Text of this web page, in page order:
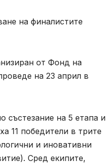
на финалистите
от Фонд на
на 23 април в
състезание на 5 етапа и
11 победители в трите
и иновативни
Сред екипите,